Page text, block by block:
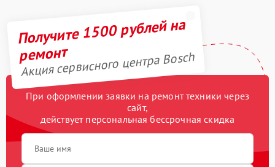
Получите 1500 рублей на
ремонт
Акция сервисного центра Bosch
При оформлении заявки на ремонт техники через
сайт,
действует персональная бессрочная скидка